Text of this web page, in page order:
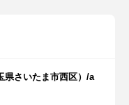
県さいたま市西区）/a